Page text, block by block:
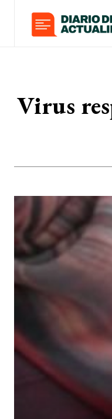
Virus